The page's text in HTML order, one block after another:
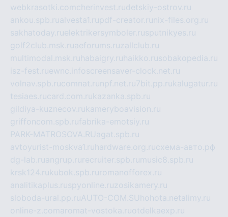
webkrasotki.comcherinvest.rudetskiy-ostrov.ru
ankou.spb.rualvesta1.rupdf-creator.ru nix-files.org.ru
sakhatoday.ruelektrikersymboler.rusputnikyes.ru
golf2club.msk.ruaeforums.ruzallclub.ru
multimodal.msk.ru habaigry.ru haikko.rusobakopedia.ru
isz-fest.ruewnc.infoscreensaver-clock.net.ru
volnav.spb.rucomnat.ru npf.net.ru7bit.pp.rukalugatur.ru
tesiaes.rucard.com.rukazanka.spb.ru
gildiya-kuznecov.rukameryboavision.ru
griffoncom.spb.rufabrika-emotsiy.ru
PARK-MATROSOVA.RUagat.spb.ru
avtoyurist-moskva1.ru hardware.org.ruсхема-авто.рф
dg-lab.ruangrup.ru recruiter.spb.ru music8.spb.ru
krsk124.rukubok.spb.ru romanofforex.ru
analitikaplus.ruspyonline.ruzosikamery.ru
sloboda-ural.pp.ruAUTO-COM.SU hohota.netalimy.ru
online-z.comaromat-vostoka.ruotdelkaexp.ru